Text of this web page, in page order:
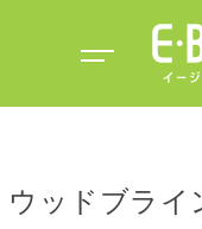
ウッドブライ